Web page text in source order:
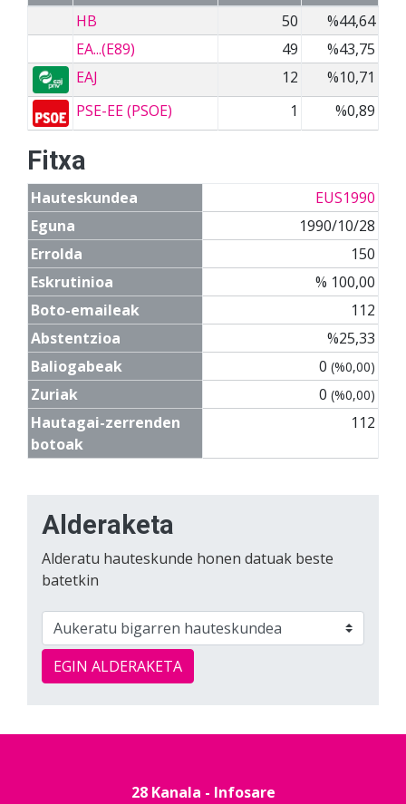
HB
50
%44,64
EA...(E89)
49
%43,75
EAJ
12
%10,71
PSE-EE (PSOE)
1 %0,89
Fitxa
Hauteskundea
EUS1990
Eguna
1990/10/28
Errolda
150
Eskrutinioa
% 100,00
Boto-emaileak
112
Abstentzioa
%25,33
Baliogabeak
0 (%0,00)
Zuriak 0 (%0,00)
Hautagai-zerrenden
botoak
112
Alderaketa
Alderatu hauteskunde honen datuak beste
batetkin
EGIN ALDERAKETA
28 Kanala - Infosare